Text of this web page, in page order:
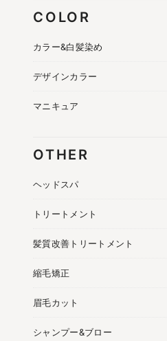
COLOR
カラー&白髪染め
デザインカラー
マニキュア
OTHER
ヘッドスパ
トリートメント
髪質改善トリートメント
縮毛矯正
眉毛カット
シャンプー&ブロー